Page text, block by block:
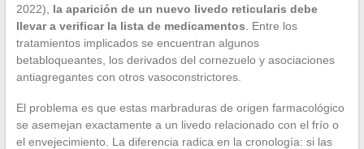
2022), la aparición de un nuevo livedo reticularis debe
llevar a verificar la lista de medicamentos . Entre los
tratamientos implicados se encuentran algunos
betabloqueantes, los derivados del cornezuelo y asociaciones
antiagregantes con otros vasoconstrictores.
El problema es que estas marbraduras de origen farmacológico
se asemejan exactamente a un livedo relacionado con el frío o
el envejecimiento. La diferencia radica en la cronología: si las